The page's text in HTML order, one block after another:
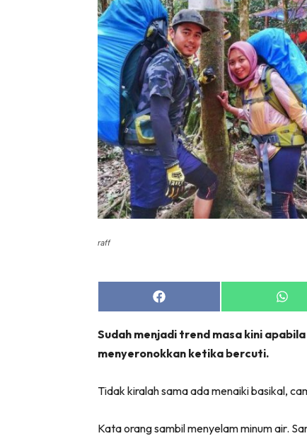
raff
Share
on
Share
on
Sudah menjadi trend masa kini
menyeronokkan ketika bercuti.
Tidak kiralah sama ada menaiki basikal,
Kata orang sambil menyelam minum air.